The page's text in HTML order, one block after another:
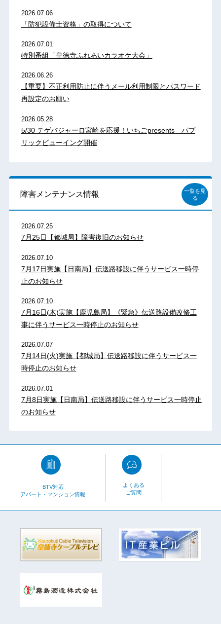
2026.07.06
「防犯設備士資格」の取得について
2026.07.01
特別番組「皇徳寺ふれあいカラオケ大会」
2026.06.26
【重要】不正利用防止に伴うメール利用制限とパスワード
再設定のお願い
2026.05.28
5/30 テゲバジャーロ宮崎を応援！いちごpresents パブ
リックビューイング開催
障害メンテナンス情報
一覧を見
る
2026.07.25
7月25日【都城局】障害復旧のお知らせ
2026.07.10
7月17日実施【日南局】伝送路移設に伴うサービス一時停
止のお知らせ
2026.07.10
7月16日(木)実施【鹿児島局】《緊急》伝送路設備改修工
事に伴うサービス一時停止のお知らせ
2026.07.07
7月14日(火)実施【都城局】伝送路移設に伴うサービス一
時停止のお知らせ
2026.07.01
7月8日実施【日南局】伝送路移設に伴うサービス一時停止
のお知らせ
BTV対応
アパート・マンション情報
よくある
ご質問